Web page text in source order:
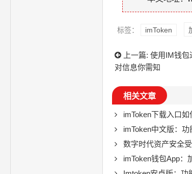
标签： imToken
上一篇: 使用IM钱包
对信息你需知
相关文章
imToken下载入口如何
imToken中文版：功能强
数字时代资产安全受关
imToken钱包App：加